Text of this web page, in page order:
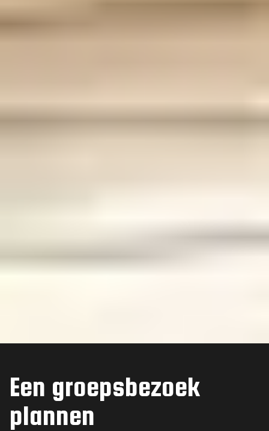
Een groepsbezoek
plannen